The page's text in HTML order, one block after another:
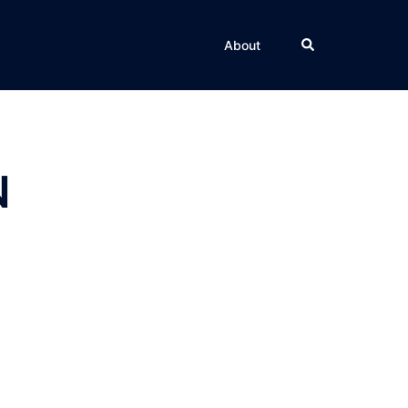
About Rechercher